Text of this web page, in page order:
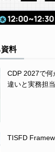
料
CDP 2027で
違いと実務担
TISFD